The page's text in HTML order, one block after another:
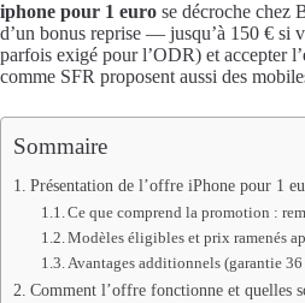
iphone pour 1 euro se décroche chez
d’un bonus reprise — jusqu’à 150 € si
parfois exigé pour l’ODR) et accepter
comme SFR proposent aussi des
Sommaire
Présentation de l’offre iPhone pour 1
Ce que comprend la promotion :
Modèles éligibles et prix ramenés
Avantages additionnels (garantie
Comment l’offre fonctionne et quelles